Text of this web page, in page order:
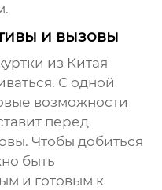
и вызовы
из Китая
С одной
возможности
перед
Чтобы добиться
быть
и готовым к